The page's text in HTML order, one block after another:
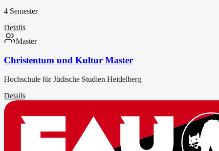
4 Semester
Details
Master
Christentum und Kultur Master
Hochschule für Jüdische Studien Heidelberg
Details